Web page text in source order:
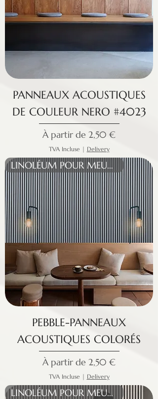
PANNEAUX ACOUSTIQUES
DE COULEUR NERO #4023
À partir de 2,50 €
Prix promotionnel
TVA Incluse | Delivery
LINOLÉUM POUR MEUBLES
PEBBLE-PANNEAUX
ACOUSTIQUES COLORÉS
À partir de 2,50 €
Prix promotionnel
TVA Incluse | Delivery
LINOLÉUM POUR MEUBLES